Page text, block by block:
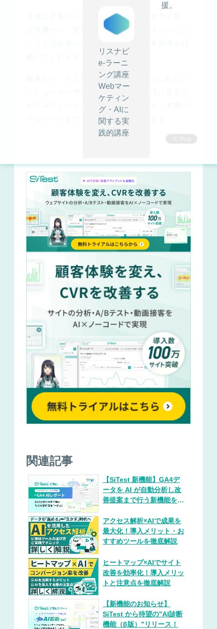
リスナビ
e-ラーニ
ング講座
Webマー
ケティン
グ・AIに
関する実
践的講座
援。
著者は手製の三目並べマシーンや、水力で動く
計算機から、並列コンピュータ、量子コンピュ
歯車から、人工知能まで。100年以上に及ぶコ
れてみてください。中学生くらいから、本職の
プログラマまで、幅広くおすすめします。
関連記事
【SiTest 新機能】GA4デ
ータを AI が自動分析し改
善提案まで行う新機能を提
アクセス解析×AIで成果を
最大化！導入メリット・お
すすめツールを徹底解説
ヒートマップ×AIでサイト
改善を効率化！導入メリッ
トと注意点を徹底解説
【新機能のお知らせ】
SiTest から待望の”AI診断
機能（β版）”リリース！